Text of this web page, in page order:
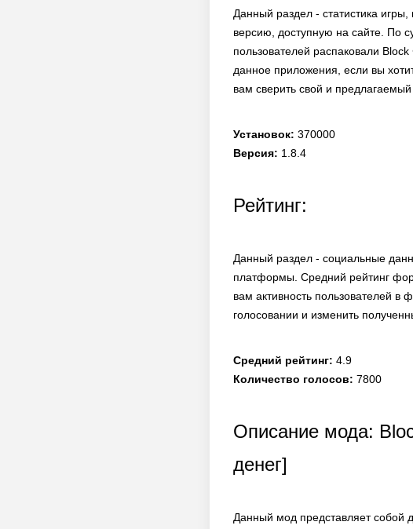
Данный раздел - статистика
версию, доступную на сайте. По
пользователей распаковали
данное приложения, если вы
вам сверить свой и предлагаемый
Установок: 370000
Версия: 1.8.4
Рейтинг:
Данный раздел - социальные
платформы. Средний рейтинг
вам активность пользователей в
голосовании и изменить
Средний рейтинг: 4.9
Количество голосов: 7800
Описание мода:
денег]
Данный мод представляет собой